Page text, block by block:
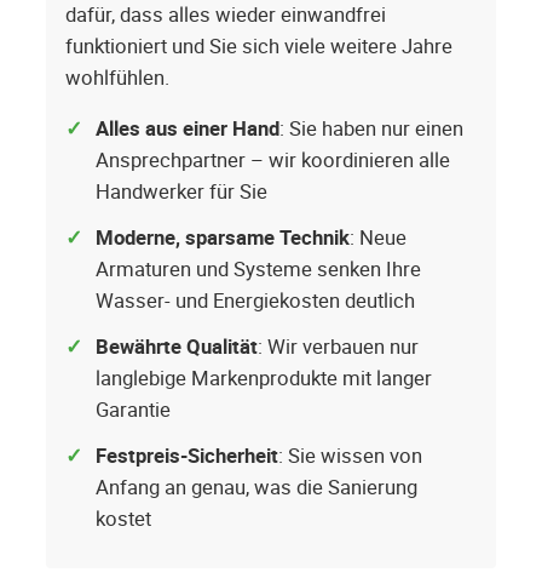
dafür, dass alles wieder einwandfrei
funktioniert und Sie sich viele weitere Jahre
wohlfühlen.
Alles aus einer Hand: Sie haben nur einen
Ansprechpartner – wir koordinieren alle
Handwerker für Sie
Moderne, sparsame Technik: Neue
Armaturen und Systeme senken Ihre
Wasser- und Energiekosten deutlich
Bewährte Qualität: Wir verbauen nur
langlebige Markenprodukte mit langer
Garantie
Festpreis-Sicherheit: Sie wissen von
Anfang an genau, was die Sanierung
kostet